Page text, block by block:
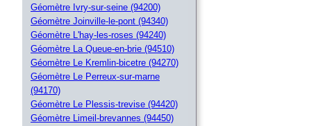
Géomètre Ivry-sur-seine (94200)
Géomètre Joinville-le-pont (94340)
Géomètre L'hay-les-roses (94240)
Géomètre La Queue-en-brie (94510)
Géomètre Le Kremlin-bicetre (94270)
Géomètre Le Perreux-sur-marne
(94170)
Géomètre Le Plessis-trevise (94420)
Géomètre Limeil-brevannes (94450)